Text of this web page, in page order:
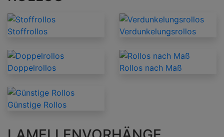
Stoffrollos Verdunkelungsrollos
Doppelrollos Rollos nach Maß
Günstige Rollos